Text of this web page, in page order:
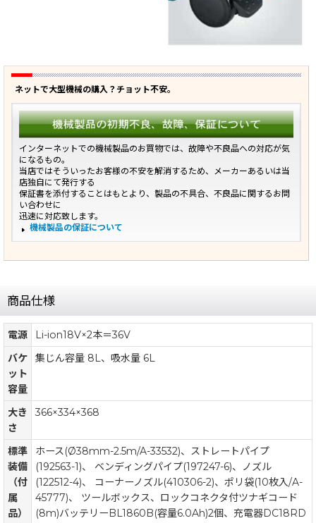
ネットで大型機械の購入？チョット不安。
インターネットでの機械製品のお買物では、故障や不良品への対応が気
になるもの。
当店ではそういったお客様の不安を解消するため、メーカーあるいは当
店独自にて発行する
保証書を添付することはもとより、製品の不具合、不良品に関するお問
い合わせに
迅速に対応致します。
機械製品の保証について
商品仕様
電源
Li-ion18V×2本＝36V
バケ
ット
容量
集じん容量 8L、吸水量 6L
大き
さ
366×334×368
標準
装備
（付
属
品）
ホース(Ø38mm-2.5m/A-33532)、ストレートパイプ
(192563-1)、 ベンディングパイプ(197247-6)、ノズル
(122512-4)、 コーナーノズル(410306-2)、ポリ袋(10枚入/A-
45777)、 ツールボックス、ロックコネクタ付ツナギコード
(8m)バッテリーBL1860B(容量6.0Ah)2個、充電器DC18RD